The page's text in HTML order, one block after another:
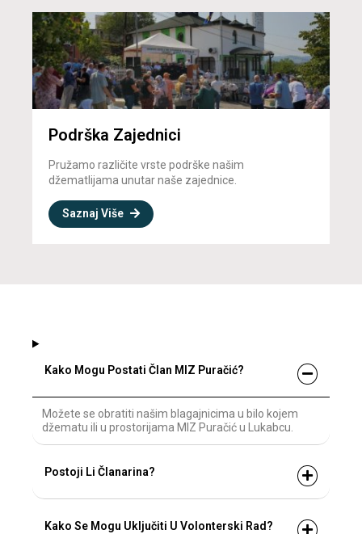
Podrška Zajednici
Pružamo različite vrste podrške našim
džematlijama unutar naše zajednice.
Saznaj Više
Kako Mogu Postati Član MIZ Puračić?
Možete se obratiti našim blagajnicima u bilo kojem
džematu ili u prostorijama MIZ Puračić u Lukabcu.
Postoji Li Članarina?
Kako Se Mogu Uključiti U Volonterski Rad?